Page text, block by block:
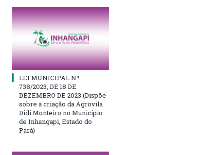
LEI MUNICIPAL Nº
738/2023, DE 18 DE
DEZEMBRO DE 2023 (Dispõe
sobre a criação da Agrovila
Didi Monteiro no Município
de Inhangapi, Estado do
Pará)